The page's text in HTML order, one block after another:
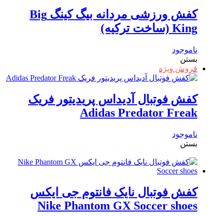
کفش ورزشی مردانه بیگ کینگ Big
King (ساخت ترکیه)
ناموجود
بستن
فروش ویژه
کفش فوتبال آدیداس پریدیتور فریک
Adidas Predator Freak
ناموجود
بستن
کفش فوتبال نایک فانتوم جی ایکس
Nike Phantom GX Soccer shoes